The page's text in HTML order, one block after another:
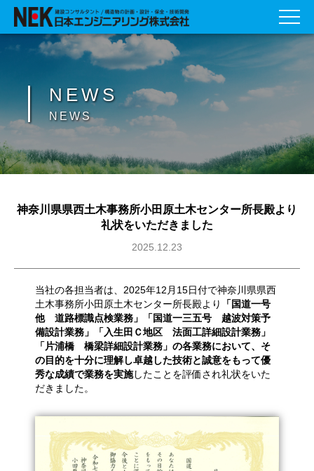
NEWS
NEWS
神奈川県県西土木事務所小田原土木センター所長殿より
礼状をいただきました
2025.12.23
当社の各担当者は、2025年12月15日付で神奈川県県西
土木事務所小田原土木センター所長殿より
「国道一号
他 道路標識点検業務」「国道一三五号 越波対策予
備設計業務」「入生田Ｃ地区 法面工詳細設計業務」
「片浦橋 橋梁詳細設計業務」の各業務において、そ
の目的を十分に理解し卓越した技術と誠意をもって優
秀な成績で業務を実施したことを評価され礼状をいた
だきました。